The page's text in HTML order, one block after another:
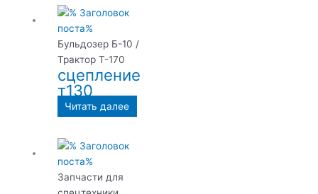
Бульдозер Б-10 /
Трактор Т-170
сцепление
т130
Читать далее
Запчасти для